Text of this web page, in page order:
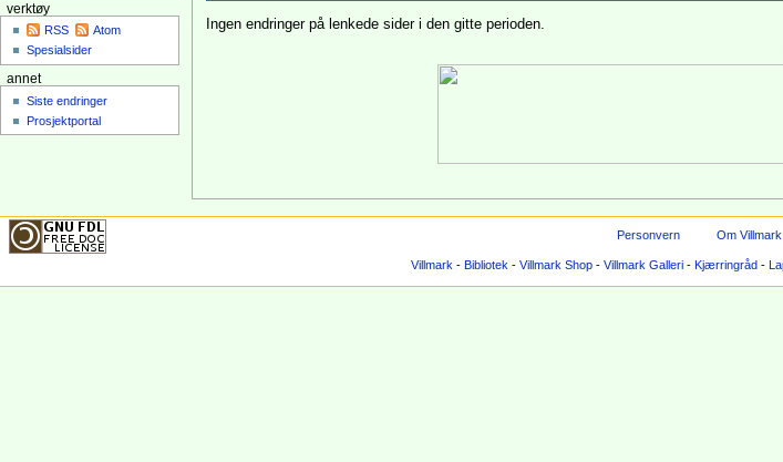
Ingen endringer på lenkede sider i den gitte perioden.
verktøy
RSS
Atom
Spesialsider
annet
Siste endringer
Prosjektportal
Personvern Om Villmark
Villmark - Bibliotek - Villmark Shop - Villmark Galleri - Kjærringråd -